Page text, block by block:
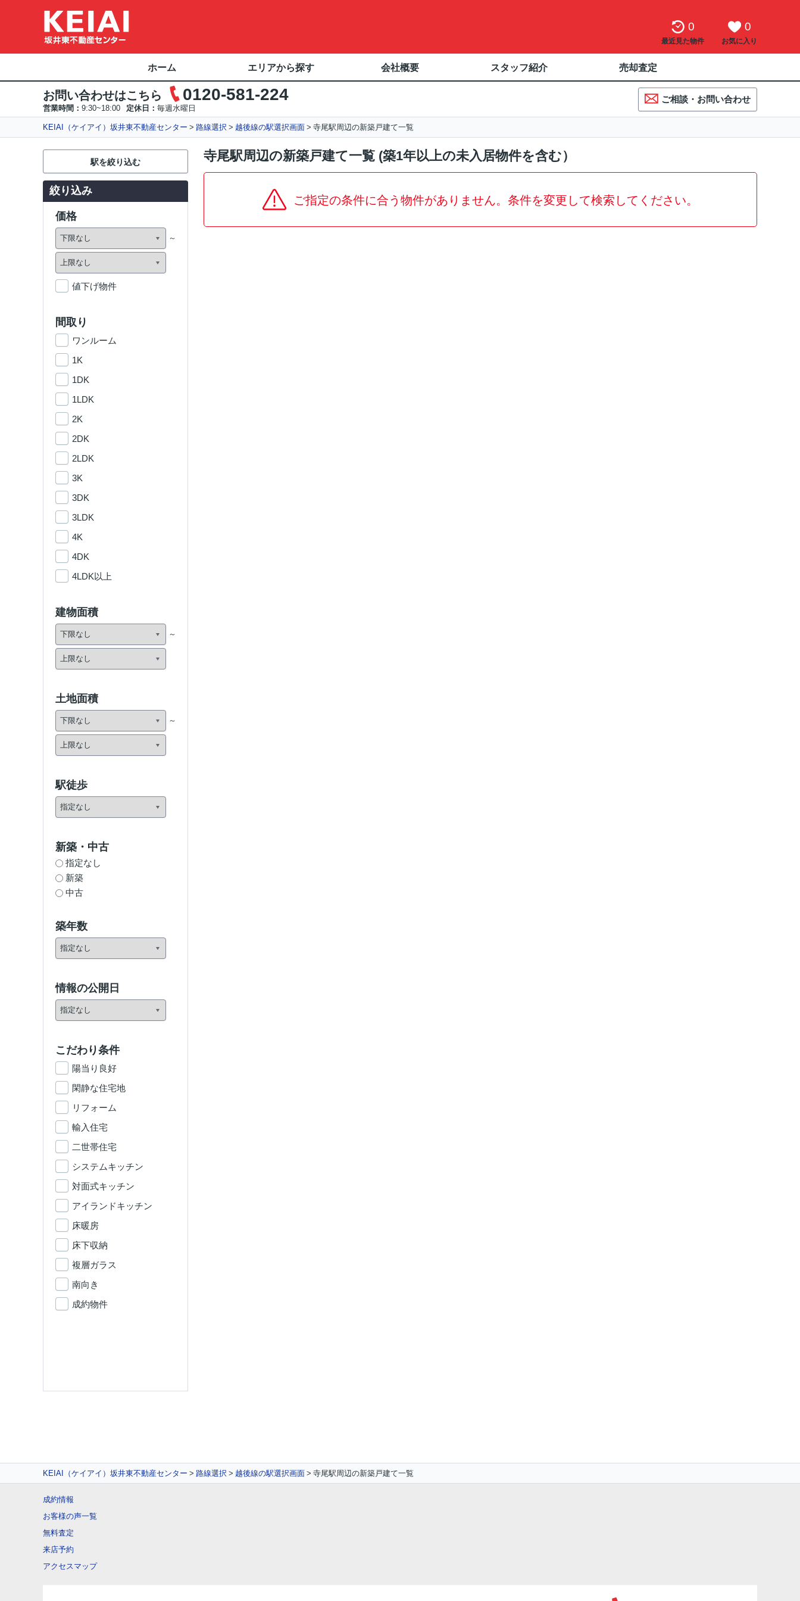
0
最近見た物件
0
お気に入り
ホーム エリアから探す 会社概要 スタッフ紹介 売却査定
お問い合わせはこちら 0120-581-224
営業時間： 9:30~18:00 定休日： 毎週水曜日
ご相談・お問い合わせ
KEIAI（ケイアイ）坂井東不動産センター 路線選択 越後線の駅選択画面 寺尾駅周辺の新築戸建て一覧
寺尾駅周辺の新築戸建て一覧 (築1年以上の未入居物件を含む）
ご指定の条件に合う物件がありません。条件を変更して検索してください。
駅を絞り込む
絞り込み
価格
値下げ物件
間取り
ワンルーム
1K
1DK
1LDK
2K
2DK
2LDK
3K
3DK
3LDK
4K
4DK
4LDK以上
建物面積
土地面積
駅徒歩
新築・中古
指定なし
新築
中古
築年数
情報の公開日
こだわり条件
陽当り良好
閑静な住宅地
リフォーム
輸入住宅
二世帯住宅
システムキッチン
対面式キッチン
アイランドキッチン
床暖房
床下収納
複層ガラス
南向き
成約物件
KEIAI（ケイアイ）坂井東不動産センター 路線選択 越後線の駅選択画面 寺尾駅周辺の新築戸建て一覧
成約情報
お客様の声一覧
無料査定
来店予約
アクセスマップ